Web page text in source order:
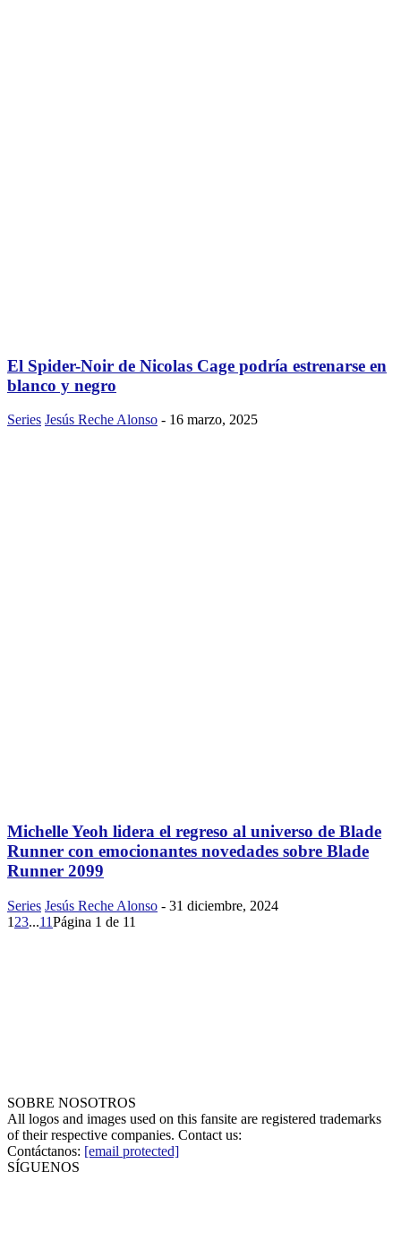
El Spider-Noir de Nicolas Cage podría estrenarse en
blanco y negro
Series Jesús Reche Alonso - 16 marzo, 2025
Michelle Yeoh lidera el regreso al universo de Blade
Runner con emocionantes novedades sobre Blade
Runner 2099
Series Jesús Reche Alonso - 31 diciembre, 2024
1 23...11Página 1 de 11
SOBRE NOSOTROS
All logos and images used on this fansite are registered trademarks
of their respective companies. Contact us:
Contáctanos: [email protected]
SÍGUENOS